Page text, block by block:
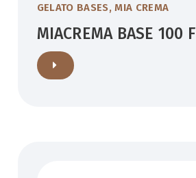
GELATO BASES,MIA CREMA
MIACREMA BASE 100 F